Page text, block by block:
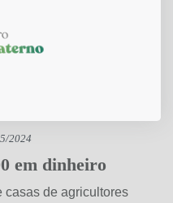
2024
em dinheiro
casas de agricultores